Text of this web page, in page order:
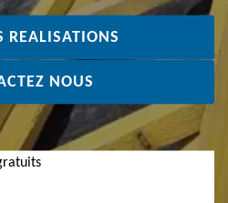
REALISATIONS
NOUS